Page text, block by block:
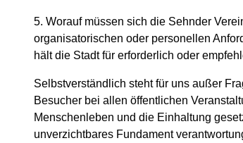
5. Worauf müssen sich die Sehnder
organisatorischen oder personellen
hält die Stadt für erforderlich oder
Selbstverständlich steht für uns außer
Besucher bei allen öffentlichen
Menschenleben und die Einhaltung
unverzichtbares Fundament